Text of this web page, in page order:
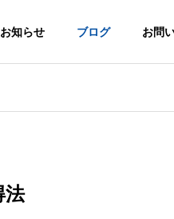
お知らせ ブログ お問
法